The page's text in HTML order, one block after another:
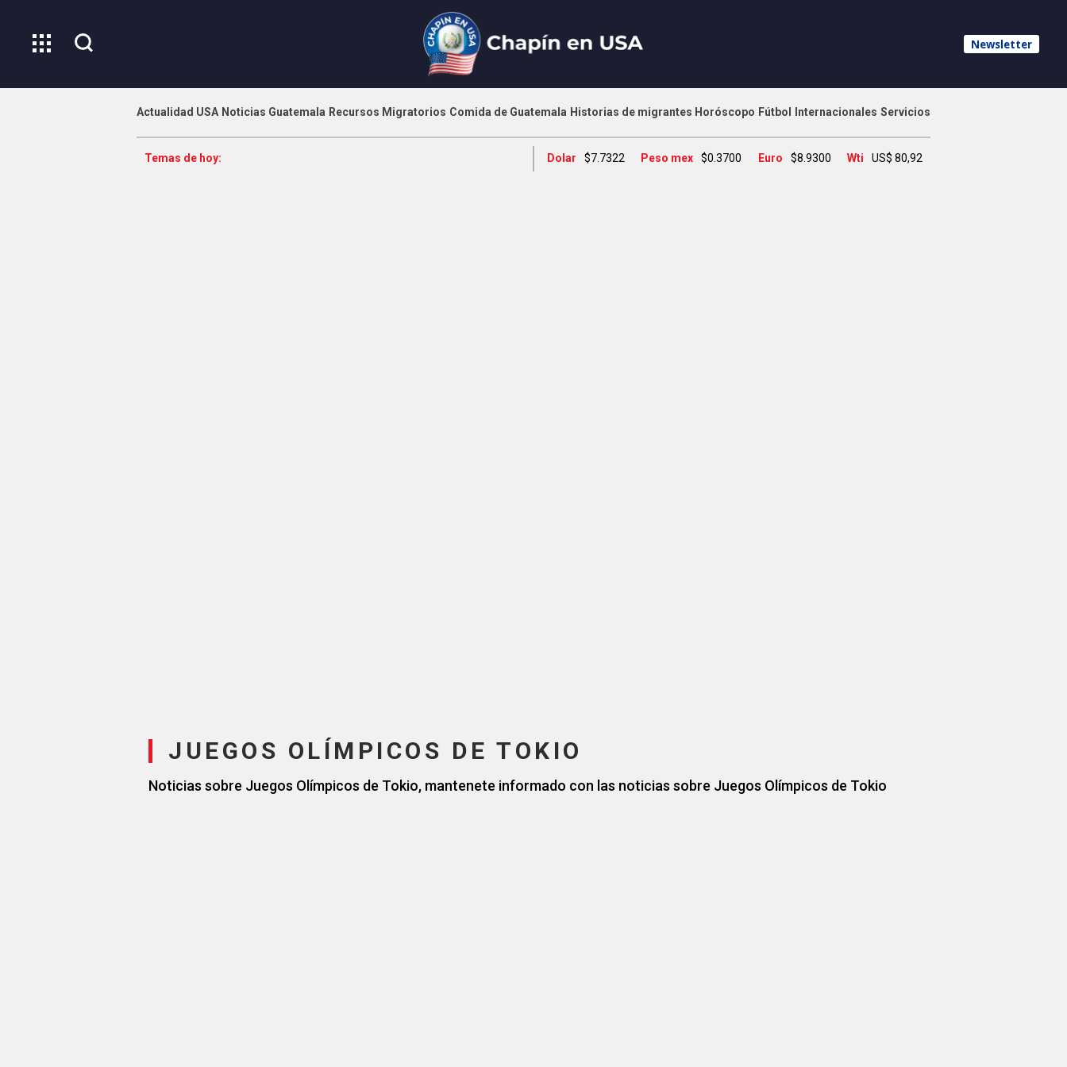
Newsletter
Actualidad USA Noticias Guatemala Recursos Migratorios Comida de Guatemala Historias de migrantes Horóscopo Fútbol Internacionales Servicios
Temas de hoy: Dolar $7.7322 Peso mex $0.3700 Euro $8.9300 Wti US$ 80,92
JUEGOS OLÍMPICOS DE TOKIO
Noticias sobre Juegos Olímpicos de Tokio, mantenete informado con las noticias sobre Juegos Olímpicos de Tokio